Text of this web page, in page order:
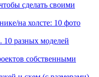
сделать своими
на холсте: 10 фото
10 разных моделей
собственными